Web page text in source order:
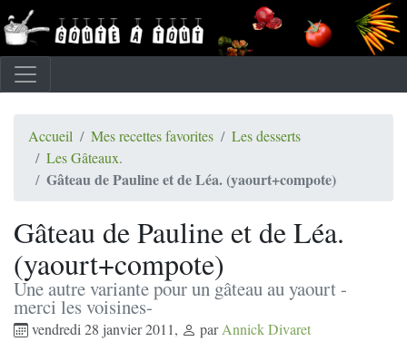
Accueil Mes recettes favorites
Les desserts
Les Gâteaux.
Gâteau de Pauline et de Léa. (yaourt+compote)
Gâteau de Pauline et de Léa.
(yaourt+compote)
Une autre variante pour un gâteau au yaourt -
merci les voisines-
vendredi 28 janvier 2011, parAnnick Divaret